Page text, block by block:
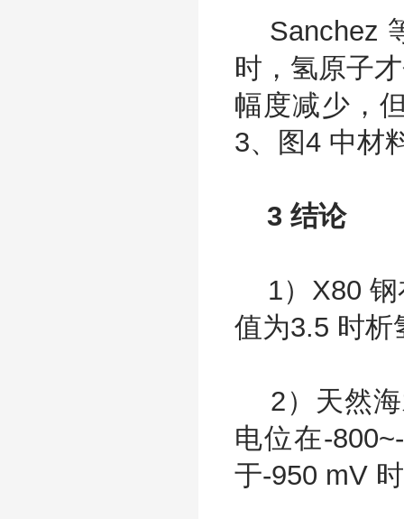
Sanchez
时，氢原子
幅度减少，
3、图4 中材
3 结论
1）X80 钢
值为3.5 时析
2）天然海
电位在-
于-950 mV